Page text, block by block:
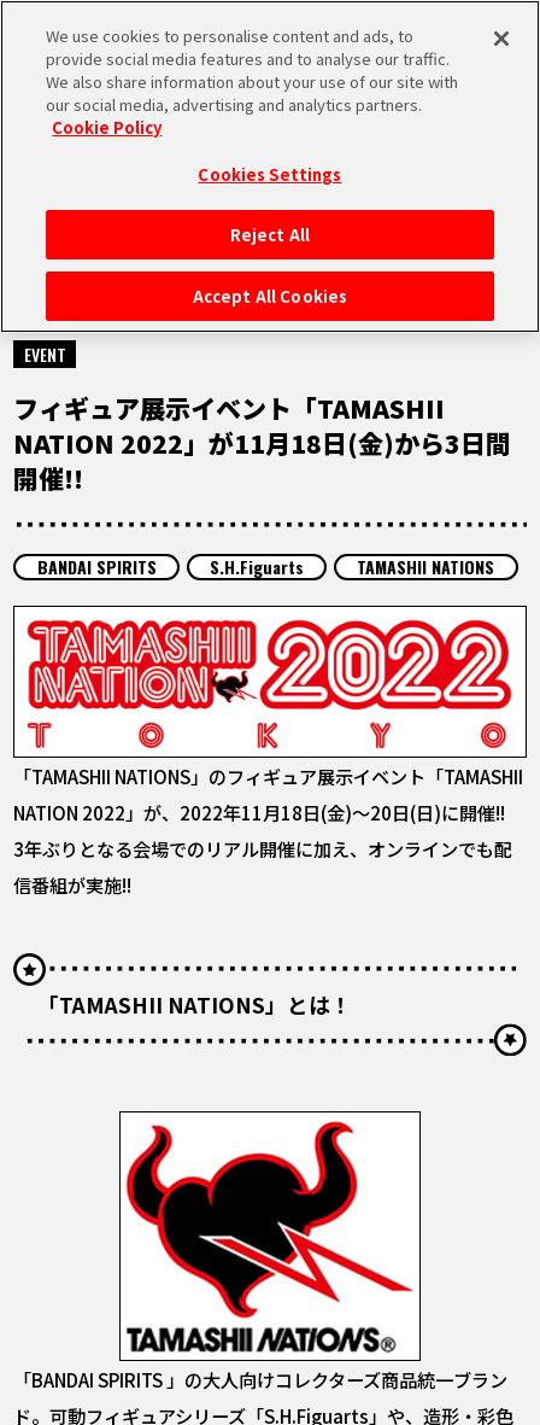
MEN
HOME
NEWS
RANKING
MOVIE
COLUMNS
ABOUT
LANGUAGE
JP
EN FR DE ES
NEWS
2022.11.01
EVENT
フィギュア展示イベント「TAMASHII
NATION 2022」が11月18日(金)から3日間
開催!!
BANDAI SPIRITS S.H.Figuarts TAMASHII NATIONS
「TAMASHII NATIONS」のフィギュア展示イベント「TAMASHII
NATION 2022」が、2022年11月18日(金)～20日(日)に開催!!
3年ぶりとなる会場でのリアル開催に加え、オンラインでも配
信番組が実施!!
「TAMASHII NATIONS」とは！
「BANDAI SPIRITS 」の大人向けコレクターズ商品統一ブラン
ド。可動フィギュアシリーズ「S.H.Figuarts」や、造形・彩色
We use cookies to personalise content and ads, to
provide social media features and to analyse our traffic.
We also share information about your use of our site with
our social media, advertising and analytics partners.
Cookie Policy
Cookies Settings
Reject All
Accept All Cookies